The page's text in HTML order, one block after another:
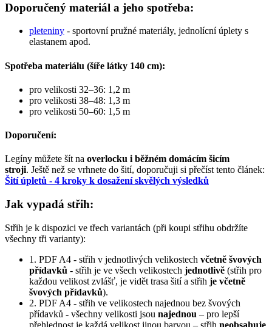
Doporučený materiál a jeho spotřeba:
pleteniny - sportovní pružné materiály, jednolícní úplety s
elastanem apod.
Spotřeba materiálu (šíře látky 140 cm):
pro velikosti 32–36: 1,2 m
pro velikosti 38–48: 1,3 m
pro velikosti 50–60: 1,5 m
Doporučení:
Legíny můžete šít na overlocku i běžném domácím šicím
stroji. Ještě než se vrhnete do šití, doporučuji si přečíst tento článek:
Šití úpletů - 4 kroky k dosažení skvělých výsledků
Jak vypadá střih:
Střih je k dispozici ve třech variantách (při koupi střihu obdržíte
všechny tři varianty):
1. PDF A4 - střih v jednotlivých velikostech včetně švových
přídavků - střih je ve všech velikostech jednotlivě (střih pro
každou velikost zvlášť, je vidět trasa šití a střih je včetně
švových přídavků).
2. PDF A4 - střih ve velikostech najednou bez švových
přídavků - všechny velikosti jsou najednou – pro lepší
přehlednost je každá velikost jinou barvou – střih neobsahuje